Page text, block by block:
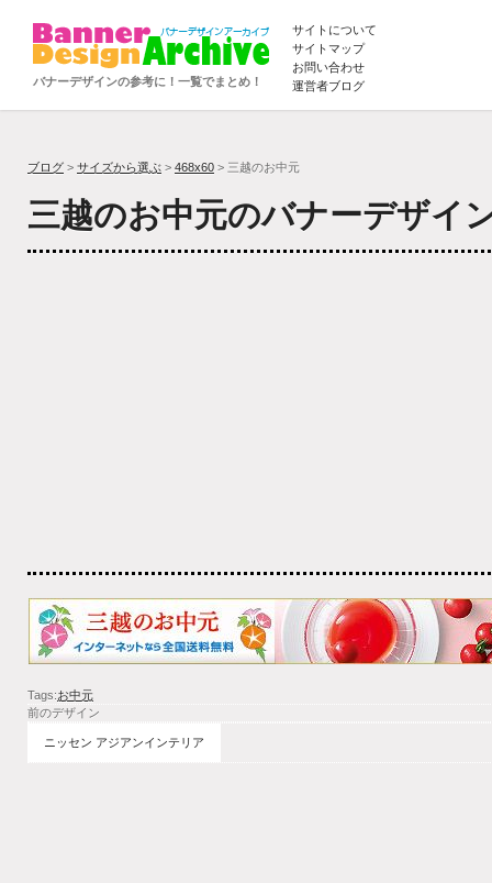
バナーデザインの参考に！一覧でまとめ！
サイトについて
サイトマップ
お問い合わせ
運営者ブログ
ブログ > サイズから選ぶ > 468x60 > 三越のお中元
三越のお中元のバナーデザイ
Tags:お中元
前のデザイン
ニッセン アジアンインテリア